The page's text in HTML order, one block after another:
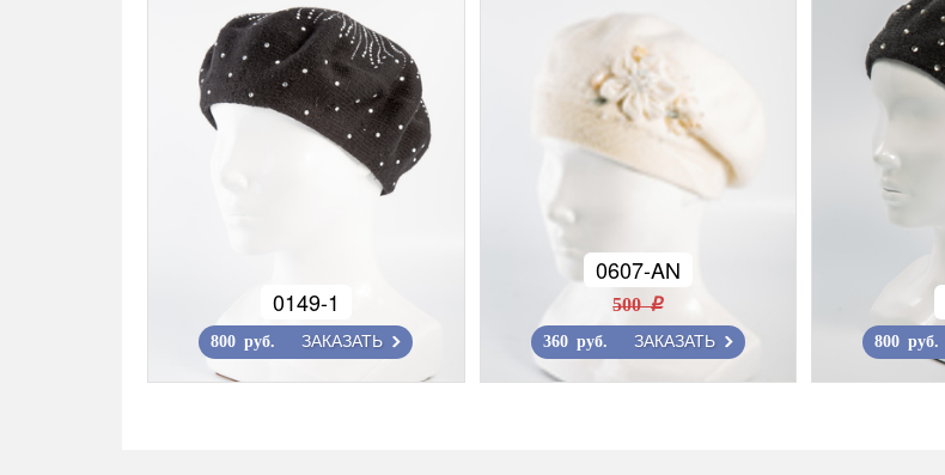
0149-1
800 руб. ЗАКАЗАТЬ
0607-AN
500 r
360 руб. ЗАКАЗАТЬ 800 руб.